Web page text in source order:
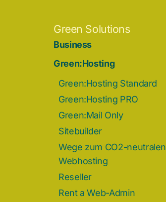
Green Solutions
Business
Green:Hosting
Green:Hosting Standard
Green:Hosting PRO
Green:Mail Only
Sitebuilder
Wege zum CO2-neutralen
Webhosting
Reseller
Rent a Web-Admin